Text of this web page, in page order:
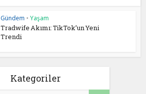
Gündem • Yaşam
Tradwife Akımı: TikTok’un Yeni
Trendi
Kategoriler